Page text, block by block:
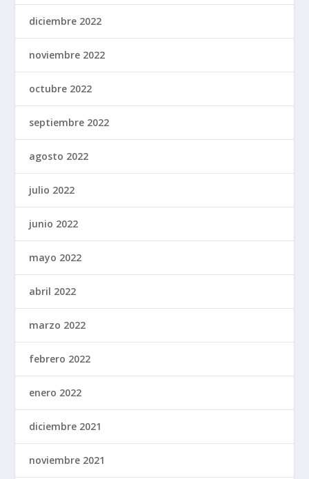
diciembre 2022
noviembre 2022
octubre 2022
septiembre 2022
agosto 2022
julio 2022
junio 2022
mayo 2022
abril 2022
marzo 2022
febrero 2022
enero 2022
diciembre 2021
noviembre 2021